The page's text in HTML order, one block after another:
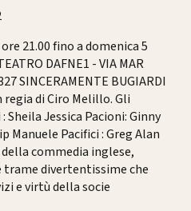
21.00 fino a domenica 5
DAFNE1 - VIA MAR
SINCERAMENTE BUGIARDI
di Ciro Melillo. Gli
Jessica Pacioni: Ginny
Manuele Pacifici : Greg Alan
commedia inglese,
divertentissime che
e virtù della socie